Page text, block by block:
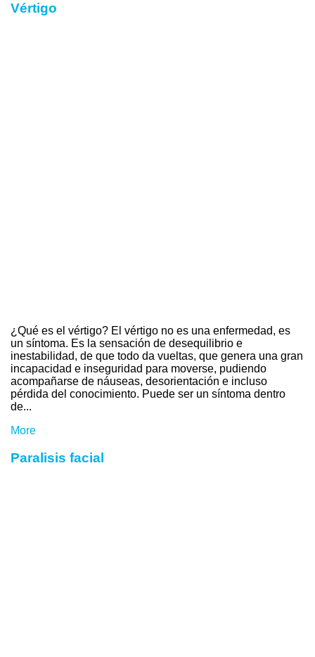
Vértigo
¿Qué es el vértigo? El vértigo no es una enfermedad, es
un síntoma. Es la sensación de desequilibrio e
inestabilidad, de que todo da vueltas, que genera una gran
incapacidad e inseguridad para moverse, pudiendo
acompañarse de náuseas, desorientación e incluso
pérdida del conocimiento. Puede ser un síntoma dentro
de...
More
Paralisis facial